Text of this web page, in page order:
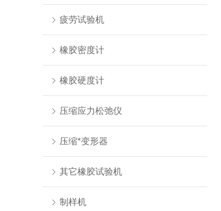
疲劳试验机
橡胶密度计
橡胶硬度计
压缩应力松弛仪
压缩*变形器
其它橡胶试验机
制样机